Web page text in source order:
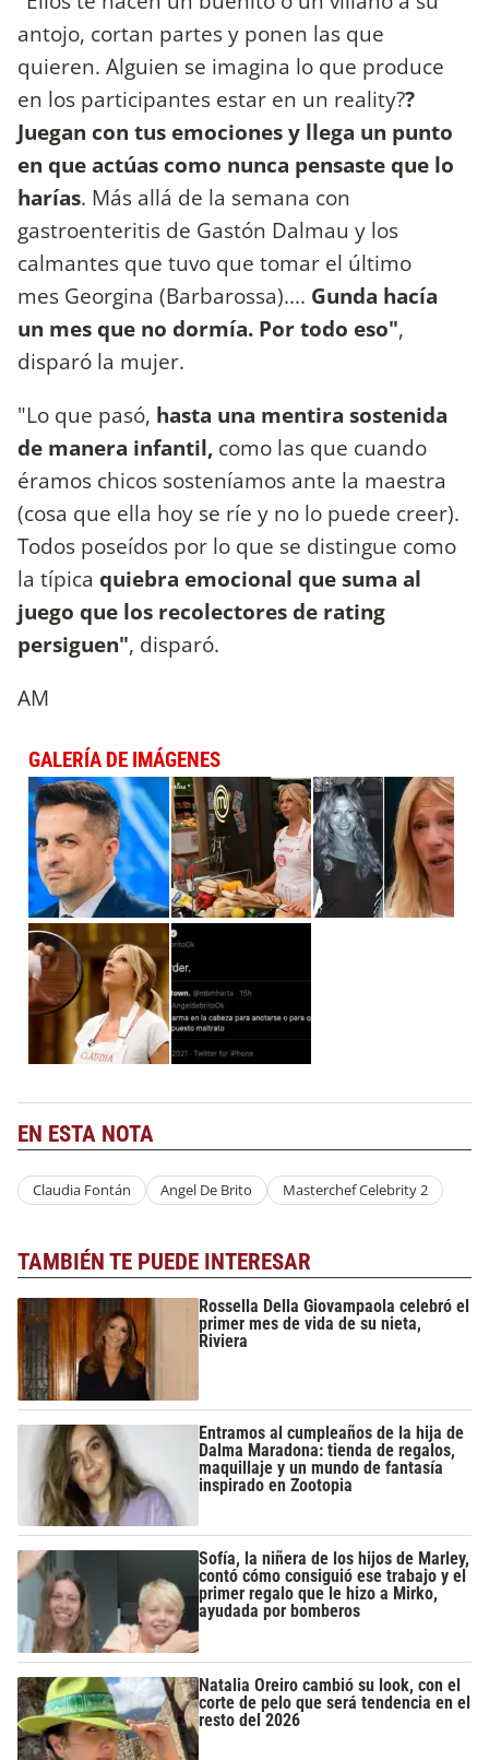
antojo, cortan partes y ponen las que
quieren. Alguien se imagina lo que produce
en los participantes estar en un reality??
Juegan con tus emociones y llega un punto
en que actúas como nunca pensaste que lo
harías. Más allá de la semana con
gastroenteritis de Gastón Dalmau y los
calmantes que tuvo que tomar el último
mes Georgina (Barbarossa).... Gunda hacía
un mes que no dormía. Por todo eso",
disparó la mujer.
"Lo que pasó, hasta una mentira sostenida
de manera infantil, como las que cuando
éramos chicos sosteníamos ante la maestra
(cosa que ella hoy se ríe y no lo puede creer).
Todos poseídos por lo que se distingue como
la típica quiebra emocional que suma al
juego que los recolectores de rating
persiguen", disparó.
AM
GALERÍA DE IMÁGENES
EN ESTA NOTA
Claudia Fontán Angel De Brito Masterchef Celebrity 2
TAMBIÉN TE PUEDE INTERESAR
Rossella Della Giovampaola celebró el
primer mes de vida de su nieta,
Riviera
Entramos al cumpleaños de la hija de
Dalma Maradona: tienda de regalos,
maquillaje y un mundo de fantasía
inspirado en Zootopia
Sofía, la niñera de los hijos de Marley,
contó cómo consiguió ese trabajo y el
primer regalo que le hizo a Mirko,
ayudada por bomberos
Natalia Oreiro cambió su look, con el
corte de pelo que será tendencia en el
resto del 2026